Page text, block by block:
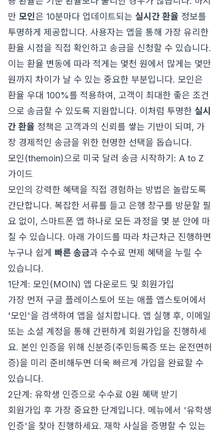
만 모인은 10분마다 업데이트되는 실시간 환율 정보를
투명하게 제공합니다. 사용자는 앱을 통해 가장 유리한
환율 시점을 직접 확인하고 송금을 신청할 수 있습니다.
이는 환율 변동에 따라 적게는 몇천 원에서 많게는 몇만
원까지 차이가 날 수 있는 중요한 부분입니다. 모인은
환율 우대 100%를 적용하여, 고객이 최대한 좋은 조건
으로 송금할 수 있도록 지원합니다. 이처럼 투명한 실시
간 환율 정책은 고객과의 신뢰를 쌓는 기반이 되며, 가
장 경제적인 송금을 위한 현명한 선택을 돕습니다.
모인(themoin)으로 미국 달러 송금 시작하기: A to Z
가이드
모인의 강력한 혜택을 직접 경험하는 방법은 놀랍도록
간단합니다. 복잡한 서류를 들고 은행 창구를 방문할 필
요 없이, 스마트폰 앱 하나로 모든 과정을 몇 분 안에 마
칠 수 있습니다. 아래 가이드를 따라 차근차근 진행하면
누구나 쉽게 빠른 송금과 수수료 면제 혜택을 누릴 수
있습니다.
1단계: 모인(MOIN) 앱 다운로드 및 회원가입
가장 먼저 구글 플레이스토어 또는 애플 앱스토어에서
'모인'을 검색하여 앱을 설치합니다. 앱 실행 후, 이메일
또는 소셜 계정을 통해 간편하게 회원가입을 진행하세
요. 본인 인증을 위해 신분증(주민등록증 또는 운전면허
증)을 미리 준비해두면 더욱 빠르게 가입을 완료할 수
있습니다.
2단계: 유학생 인증으로 수수료 0원 혜택 받기
회원가입 후 가장 중요한 단계입니다. 메뉴에서 '유학생
인증'을 찾아 진행하세요. 재학 사실을 증명할 수 있는